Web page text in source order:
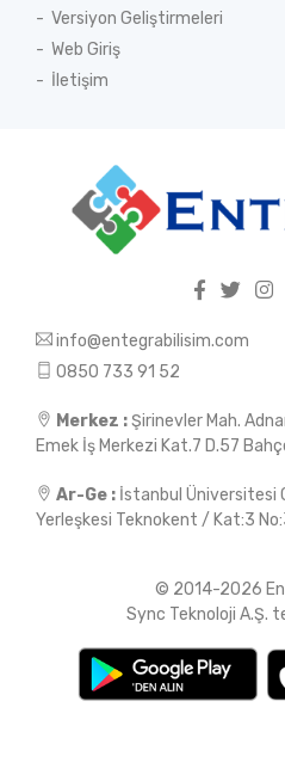
Versiyon Geliştirmeleri
Web Giriş
İletişim
info@entegrabilisim.com
0850 733 91 52
Merkez :Şirinevler Mah.
Emek İş Merkezi Kat.7 D.57
Ar-Ge : İstanbul Üniversitesi
Yerleşkesi Teknokent / Kat:3
© 2014-2026
Sync Teknoloji A.Ş.